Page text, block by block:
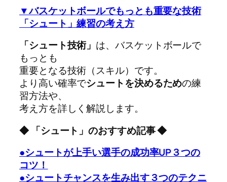
▼バスケットボールでもっとも重要な技術
「シュート」練習の考え方
「シュート技術」 は、バスケットボールで
もっとも
重要となる技術（スキル）です。
より高い確率でシュートを決めるための練
習方法や、
考え方を詳しく解説します。
◆ 「シュート」のおすすめ記事 ◆
●シュートが上手い選手の成功率UP３つの
コツ！
●シュートチャンスを生み出す３つのテクニ